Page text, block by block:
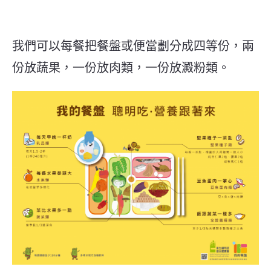
我們可以每餐把餐盤或便當劃分成四等份，兩
份放蔬果，一份放肉類，一份放澱粉類。